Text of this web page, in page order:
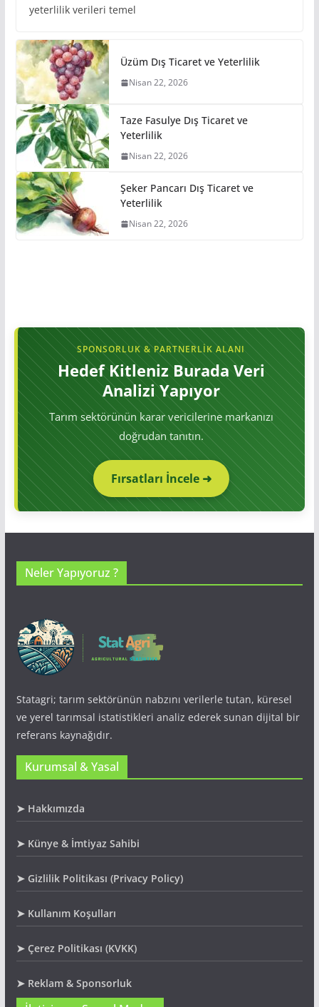
yeterlilik verileri temel
Üzüm Dış Ticaret ve Yeterlilik
Nisan 22, 2026
Taze Fasulye Dış Ticaret ve
Yeterlilik
Nisan 22, 2026
Şeker Pancarı Dış Ticaret ve
Yeterlilik
Nisan 22, 2026
SPONSORLUK & PARTNERLIK ALANI
Hedef Kitleniz Burada Veri
Analizi Yapıyor
Tarım sektörünün karar vericilerine markanızı
doğrudan tanıtın.
Fırsatları İncele ➜
Neler Yapıyoruz ?
Statagri; tarım sektörünün nabzını verilerle tutan, küresel
ve yerel tarımsal istatistikleri analiz ederek sunan dijital bir
referans kaynağıdır.
Kurumsal & Yasal
➤ Hakkımızda
➤ Künye & İmtiyaz Sahibi
➤ Gizlilik Politikası (Privacy Policy)
➤ Kullanım Koşulları
➤ Çerez Politikası (KVKK)
➤ Reklam & Sponsorluk